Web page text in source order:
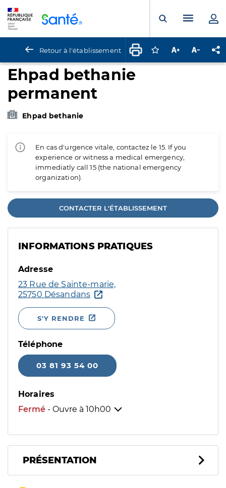
Ouvrir laMenu
Retour à l'établissement Connectez-vous
Augmenter la
Ehpad bethanie
permanent
Ehpad bethanie
En cas d'urgence vitale, contactez le 15. If you
experience or witness a medical emergency,
immediatly call 15 (the national emergency
organization).
CONTACTER L'ÉTABLISSEMENT
INFORMATIONS PRATIQUES
Adresse
23 Rue de Sainte-marie,
25750 Désandans
S'Y RENDRE
Téléphone
03 81 93 54 00
Horaires
Fermé - Ouvre à 10h00
PRÉSENTATION